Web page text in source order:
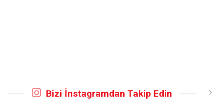
Bizi İnstagramdan Takip Edin